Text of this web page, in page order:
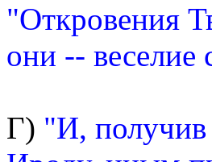
"Откровения
они -- веселие
Г) "И, получив